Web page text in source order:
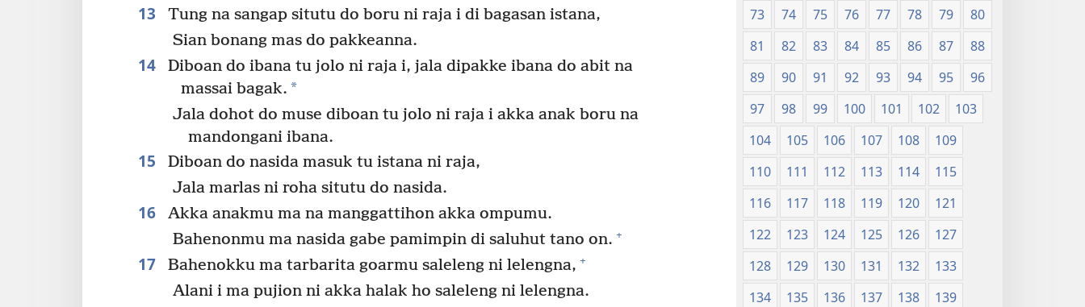
13
Tung na sangap situtu do boru ni raja i di bagasan istana,
Sian bonang mas do pakkeanna.
14
Diboan do ibana tu jolo ni raja i, jala dipakke ibana do abit na
massai bagak. *
Jala dohot do muse diboan tu jolo ni raja i akka anak boru na
mandongani ibana.
15
Diboan do nasida masuk tu istana ni raja,
Jala marlas ni roha situtu do nasida.
16
Akka anakmu ma na manggattihon akka ompumu.
Bahenonmu ma nasida gabe pamimpin di saluhut tano on. +
17 Bahenokku ma tarbarita goarmu saleleng ni lelengna, +
Alani i ma pujion ni akka halak ho saleleng ni lelengna.
73
74 75 76 77 78 79
80
81
82 83 84 85 86 87
88
89
90 91 92 93 94 95
96
97
98 99 100 101 102
103
104
105 106 107 108
109
110
111 112 113 114
115
116
117 118 119 120
121
122
123 124 125 126
127
128
129 130 131 132
133
134
135 136 137 138
139